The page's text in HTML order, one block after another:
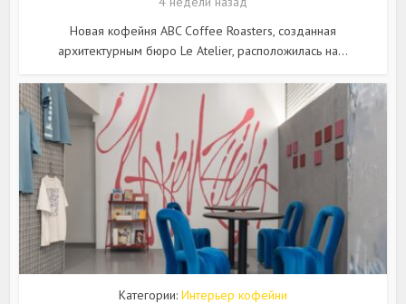
Новая кофейня ABC Coffee Roasters, созданная
архитектурным бюро Le Atelier, расположилась на...
Категории: Интерьер кофейни